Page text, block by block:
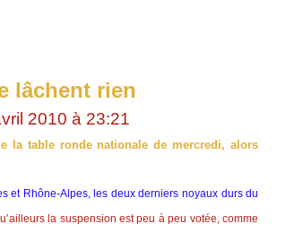
lâchent rien
2010 à 23:21
la table ronde nationale de mercredi, alors
et Rhône-Alpes, les deux derniers noyaux durs du
la suspension est peu à peu votée, comme